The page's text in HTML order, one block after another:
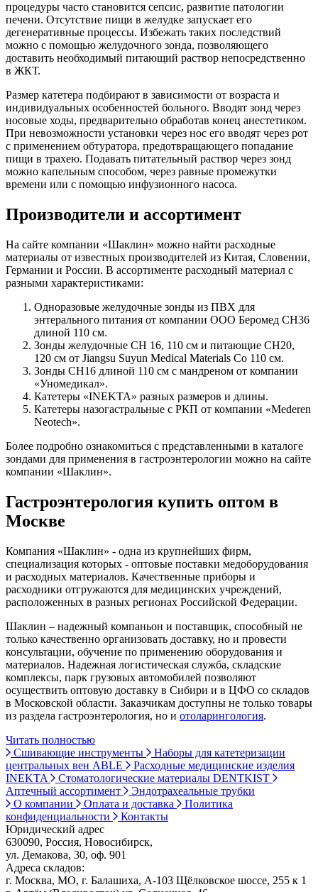
процедуры часто становится сепсис, развитие патологии
печени. Отсутствие пищи в желудке запускает его
дегенеративные процессы. Избежать таких последствий
можно с помощью желудочного зонда, позволяющего
доставить необходимый питающий раствор непосредственно
в ЖКТ.
Размер катетера подбирают в зависимости от возраста и
индивидуальных особенностей больного. Вводят зонд через
носовые ходы, предварительно обработав конец анестетиком.
При невозможности установки через нос его вводят через рот
с применением обтуратора, предотвращающего попадание
пищи в трахею. Подавать питательный раствор через зонд
можно капельным способом, через равные промежутки
времени или с помощью инфузионного насоса.
Производители и ассортимент
На сайте компании «Шаклин» можно найти расходные
материалы от известных производителей из Китая, Словении,
Германии и России. В ассортименте расходный материал с
разными характеристиками:
Одноразовые желудочные зонды из ПВХ для
энтерального питания от компании ООО Беромед CH36
длиной 110 см.
Зонды желудочные CH 16, 110 см и питающие CH20,
120 см от Jiangsu Suyun Medical Materials Co 110 см.
Зонды CH16 длиной 110 см с мандреном от компании
«Уномедикал».
Катетеры «INEKTA» разных размеров и длины.
Катетеры назогастральные с РКП от компании «Mederen
Neotech».
Более подробно ознакомиться с представленными в каталоге
зондами для применения в гастроэнтерологии можно на сайте
компании «Шаклин».
Гастроэнтерология купить оптом в
Москве
Компания «Шаклин» - одна из крупнейших фирм,
специализация которых - оптовые поставки медоборудования
и расходных материалов. Качественные приборы и
расходники отгружаются для медицинских учреждений,
расположенных в разных регионах Российской Федерации.
Шаклин – надежный компаньон и поставщик, способный не
только качественно организовать доставку, но и провести
консультации, обучение по применению оборудования и
материалов. Надежная логистическая служба, складские
комплексы, парк грузовых автомобилей позволяют
осуществить оптовую доставку в Сибири и в ЦФО со складов
в Московской области. Заказчикам доступны не только товары
из раздела гастроэнтерология, но и отоларингология.
Читать полностью
Сшивающие инструменты
Наборы для катетеризации
центральных вен ABLE
Расходные медицинские изделия
INEKTA
Стоматологические материалы DENTKIST
Аптечный ассортимент
Эндотрахеальные трубки
О компании
Оплата и доставка
Политика
конфиденциальности
Контакты
Юридический адрес
630090, Россия, Новосибирск,
ул. Демакова, 30, оф. 901
Адреса складов:
г. Москва, МО, г. Балашиха, А-103 Щёлковское шоссе, 255 к 1